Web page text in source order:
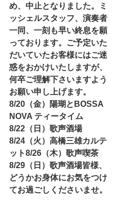
め、中止となりました。ミ
ッシェルスタッフ、演奏者
一同、一刻も早い終息を願
っております。ご予定いた
だいていたお客様にはご迷
惑をおかけいたしますが、
何卒ご理解下さいますよう
お願い申し上げます。
8/20（金）陽瑚とBOSSA
NOVA ティータイム
8/22（日）歌声酒場
8/24（火）高橋三雄カルテ
ット8/26（木）歌声喫茶
8/29（日）歌声酒場皆様、
どうかお身体にお気をつけ
てお過ごしくださいませ。